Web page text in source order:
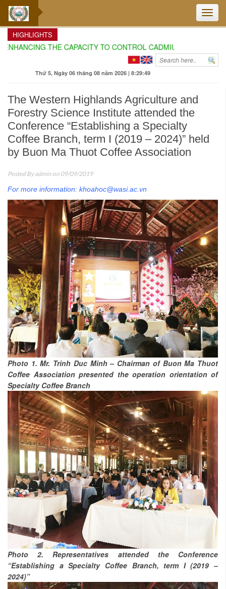
Toggle
HIGHLIGHTS
THE CAPACITY TO CONTROL CADMIUM AND
Thứ 5, Ngày 06 tháng 08 năm 2026 | 8:29:49
The Western Highlands Agriculture and
Forestry Science Institute attended the
Conference “Establishing a Specialty
Coffee Branch, term I (2019 – 2024)” held
by Buon Ma Thuot Coffee Association
Posted Byadmin on 09/09/2019
For more information: khoahoc@wasi.ac.vn
Photo 1. Mr. Trinh Duc Minh – Chairman of Buon Ma Thuot
Coffee Association presented the operation orientation of
Specialty Coffee Branch
Photo 2. Representatives attended the Conference
“Establishing a Specialty Coffee Branch, term I (2019 –
2024)”